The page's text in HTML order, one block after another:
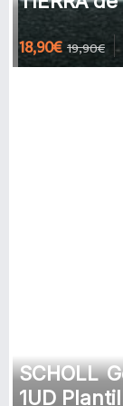
18,90€ 19,90€
SCHOLL
1UD